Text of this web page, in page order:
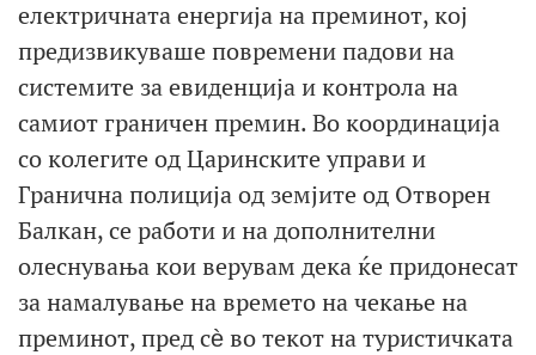
електричната енергија на преминот, кој
предизвикуваше повремени падови на
системите за евиденција и контрола на
самиот граничен премин. Во координација
со колегите од Царинските управи и
Гранична полиција од земјите од Отворен
Балкан, се работи и на дополнителни
олеснувања кои верувам дека ќе придонесат
за намалување на времето на чекање на
преминот, пред сѐ во текот на туристичката